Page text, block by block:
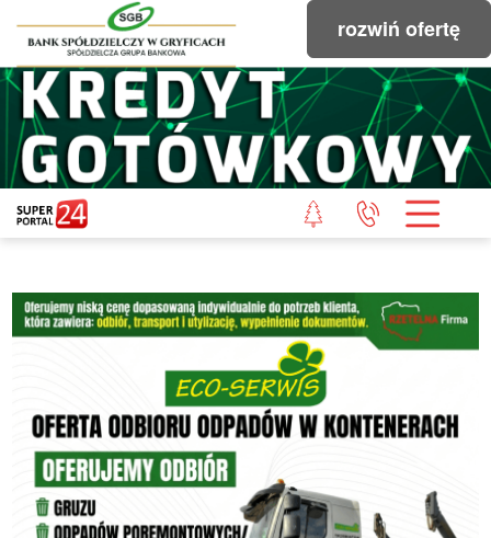
rozwiń ofertę
STRONA GŁÓWNA
POWIAT GRYFICKI
WIADOMOŚCI Z LASU
STUDIO SUPERPORTALU
REDAKCJA
REGULAMIN